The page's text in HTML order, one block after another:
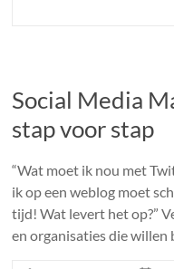
Social Media
stap voor stap
“Wat moet ik nou met
ik op een weblog moet
tijd! Wat levert het op?”
en organisaties die willen